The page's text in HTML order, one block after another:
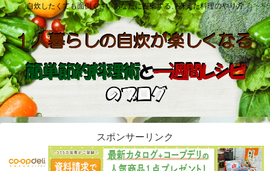
自炊したくても面倒くさいあなたに提案する、冴えた料理のやり方
スポンサーリンク